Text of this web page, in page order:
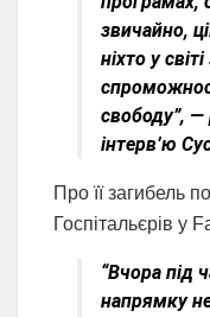
звичайно,
ніхто у
свободу”, —
інтерв’ю
Про її загибель
Госпітальєрів у
“Вчора під
напрямку